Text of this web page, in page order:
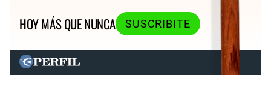
HOY MÁS QUE NUNCA
SUSCRIBITE